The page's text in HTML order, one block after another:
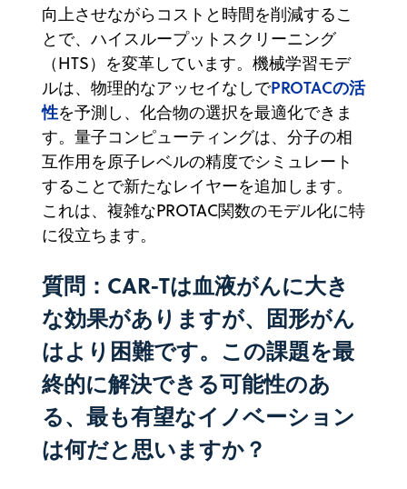
向上させながらコストと時間を削減するこ
とで、ハイスループットスクリーニング
（HTS）を変革しています。機械学習モデ
ルは、物理的なアッセイなしでPROTACの活
性を予測し、化合物の選択を最適化できま
す。量子コンピューティングは、分子の相
互作用を原子レベルの精度でシミュレート
することで新たなレイヤーを追加します。
これは、複雑なPROTAC関数のモデル化に特
に役立ちます。
質問：CAR-Tは血液がんに大き
な効果がありますが、固形がん
はより困難です。この課題を最
終的に解決できる可能性のあ
る、最も有望なイノベーション
は何だと思いますか？